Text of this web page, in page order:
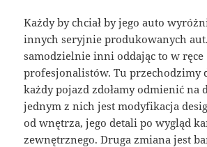
Każdy by chciał by jego auto
innych seryjnie produkowanych
samodzielnie inni oddając to w ręce
profesjonalistów. Tu przechodzimy
każdy pojazd zdołamy odmienić na
jednym z nich jest modyfikacja
od wnętrza, jego detali po wygląd
zewnętrznego. Druga zmiana jest